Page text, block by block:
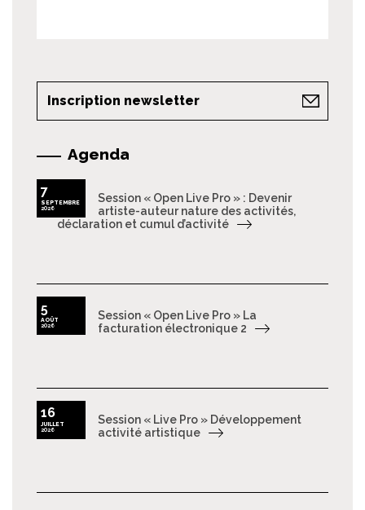
Inscription newsletter
Agenda
7
SEPTEMBRE
2026
Session « Open Live Pro » : Devenir
artiste-auteur nature des activités,
déclaration et cumul d’activité
5
AOÛT
2026
Session « Open Live Pro » La
facturation électronique 2
16
JUILLET
2026
Session « Live Pro » Développement
activité artistique